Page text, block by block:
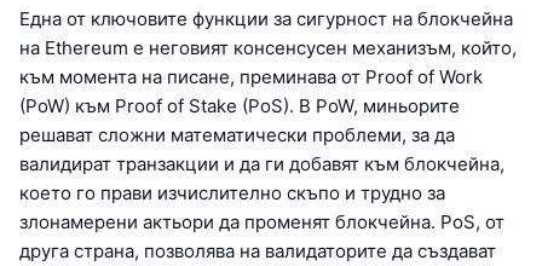
Една от ключовите функции за сигурност на блокчейна
на Ethereum е неговият консенсусен механизъм, който,
към момента на писане, преминава от Proof of Work
(PoW) към Proof of Stake (PoS). В PoW, миньорите
решават сложни математически проблеми, за да
валидират транзакции и да ги добавят към блокчейна,
което го прави изчислително скъпо и трудно за
злонамерени актьори да променят блокчейна. PoS, от
друга страна, позволява на валидаторите да създават